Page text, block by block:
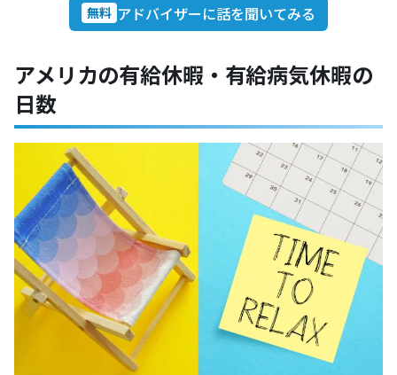
無料 アドバイザーに話を聞いてみる
アメリカの有給休暇・有給病気休暇の
日数